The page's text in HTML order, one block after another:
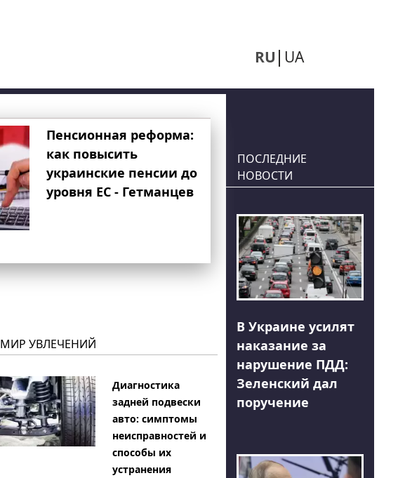
RU UA
Пенсионная реформа:
как повысить
украинские пенсии до
уровня ЕС - Гетманцев
МИР УВЛЕЧЕНИЙ
Диагностика
задней подвески
авто: симптомы
неисправностей и
способы их
устранения
ПОСЛЕДНИЕ
НОВОСТИ
В Украине усилят
наказание за
нарушение ПДД:
Зеленский дал
поручение